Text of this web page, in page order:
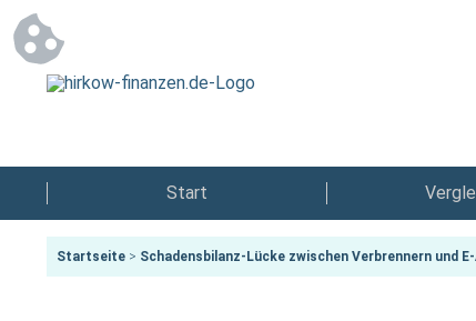
Start
Startseite > Schadensbilanz-Lücke zwischen Verbrennern und